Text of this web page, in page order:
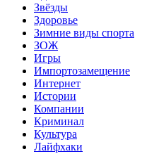
Звёзды
Здоровье
Зимние виды спорта
ЗОЖ
Игры
Импортозамещение
Интернет
Истории
Компании
Криминал
Культура
Лайфхаки